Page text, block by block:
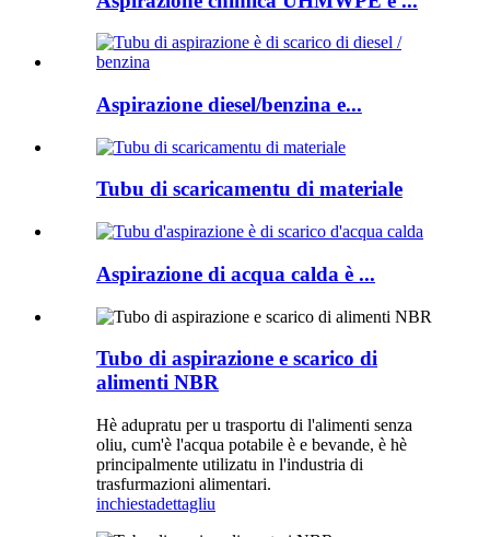
Aspirazione diesel/benzina e...
Tubu di scaricamentu di materiale
Aspirazione di acqua calda è ...
Tubo di aspirazione e scarico di
alimenti NBR
Hè adupratu per u trasportu di l'alimenti senza
oliu, cum'è l'acqua potabile è e bevande, è hè
principalmente utilizatu in l'industria di
trasfurmazioni alimentari.
inchiestadettagliu